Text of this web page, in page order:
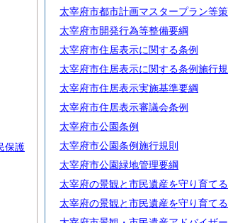
太宰府市都市計画マスタープラン等
太宰府市開発行為等整備要綱
太宰府市住居表示に関する条例
太宰府市住居表示に関する条例施行規
太宰府市住居表示実施基準要綱
太宰府市住居表示審議会条例
太宰府市公園条例
太宰府市公園条例施行規則
太宰府市公園緑地管理要綱
太宰府の景観と市民遺産を守り育て
太宰府の景観と市民遺産を守り育て
保護